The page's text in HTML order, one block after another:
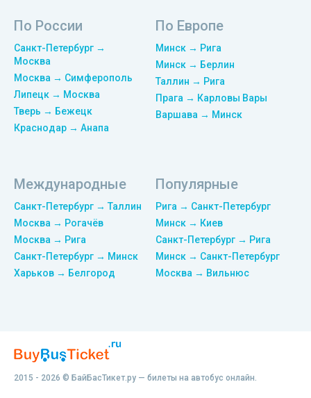
По России
Санкт-Петербург →
Москва
Москва → Симферополь
Липецк → Москва
Тверь → Бежецк
Краснодар → Анапа
По Европе
Минск → Рига
Минск → Берлин
Таллин → Рига
Прага → Карловы Вары
Варшава → Минск
Международные
Санкт-Петербург → Таллин
Москва → Рогачёв
Москва → Рига
Санкт-Петербург → Минск
Харьков → Белгород
Популярные
Рига → Санкт-Петербург
Минск → Киев
Санкт-Петербург → Рига
Минск → Санкт-Петербург
Москва → Вильнюс
2015 - 2026 © БайБасТикет.ру — билеты на автобус онлайн.